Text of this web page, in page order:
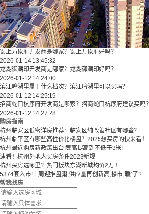
锦上万象府开发商是哪家？锦上万象府好吗？
2026-01-14 13:45:32
龙湖御潮印开发商是哪家？龙湖御潮印好吗？
2026-01-12 14:24:00
滨江鸣湖里属于什么档次？滨江鸣湖里可以买吗？
2026-01-12 14:25:19
招商蛇口杭序府开发商是哪家？招商蛇口杭序府建议买吗？
2026-01-12 14:27:28
购房指南
杭州临安区低密洋房推荐：临安区纯改善社区有哪些？
​​杭州临平区有哪些高性价比楼盘？2025想买房的快来看！​
杭州最近购房新政策出台!层高提高到不低于3米!
速看！杭州外地人买房条件2023新规
杭州买房选哪里？热门板块东湖新城均价2万 ！
5374套入市!上周迎推盘潮,供应量再创新高,楼市“暖”了?
帮我找房